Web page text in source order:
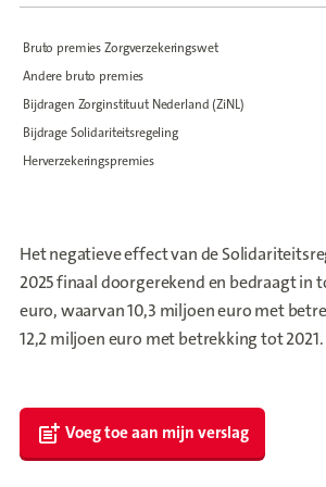
Bruto premies Zorgverzekeringswet
Andere bruto premies
Bijdragen Zorginstituut Nederland (ZiNL)
Bijdrage Solidariteitsregeling
Herverzekeringspremies
Het negatieve effect van de
2025 finaal doorgerekend en bedraagt in
euro, waarvan 10,3 miljoen euro met
12,2 miljoen euro met betrekking tot 2021.
Voeg toe aan mijn verslag